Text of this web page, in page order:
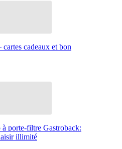
cadeaux et bon
à porte-filtre Gastroback:
illimité